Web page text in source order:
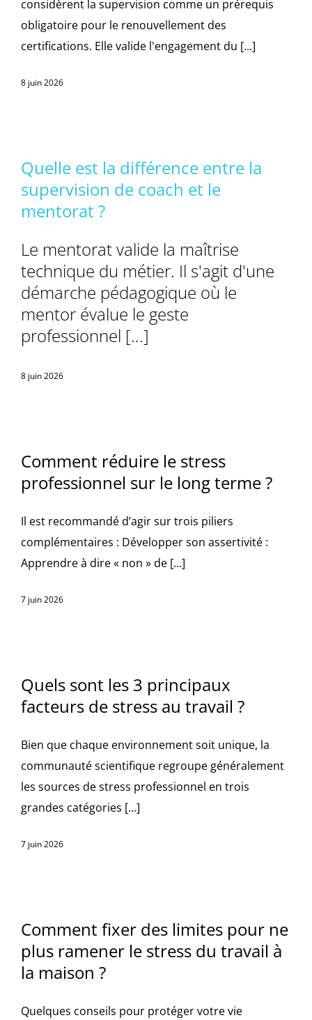
considèrent la supervision comme un prérequis
obligatoire pour le renouvellement des
certifications. Elle valide l'engagement du [...]
8 juin 2026
Quelle est la différence entre la
supervision de coach et le
mentorat ?
Le mentorat valide la maîtrise
technique du métier. Il s'agit d'une
démarche pédagogique où le
mentor évalue le geste
professionnel [...]
8 juin 2026
Comment réduire le stress
professionnel sur le long terme ?
Il est recommandé d’agir sur trois piliers
complémentaires : Développer son assertivité :
Apprendre à dire « non » de [...]
7 juin 2026
Quels sont les 3 principaux
facteurs de stress au travail ?
Bien que chaque environnement soit unique, la
communauté scientifique regroupe généralement
les sources de stress professionnel en trois
grandes catégories [...]
7 juin 2026
Comment fixer des limites pour ne
plus ramener le stress du travail à
la maison ?
Quelques conseils pour protéger votre vie